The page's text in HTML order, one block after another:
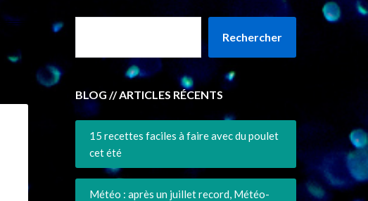
Rechercher
BLOG // ARTICLES RÉCENTS
15 recettes faciles à faire avec du poulet
cet été
Météo : après un juillet record, Météo-